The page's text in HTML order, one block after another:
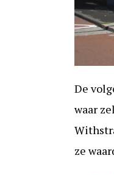
De
waar
ze